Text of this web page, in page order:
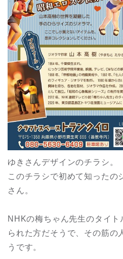
ゆきさんデザインのチラシ。
このチラシで初めて知ったの
さん。
NHKの梅ちゃん先生のタイ
られた方だそうで、その筋の
うです。